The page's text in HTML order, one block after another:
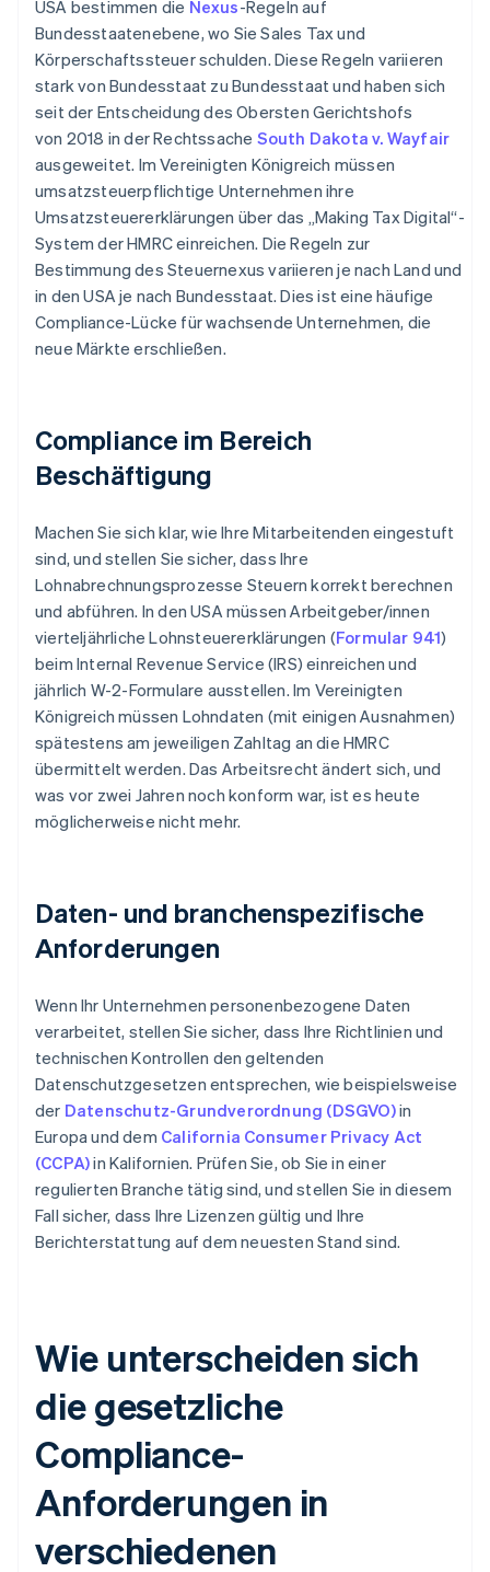
USA bestimmen die Nexus-Regeln auf
Bundesstaatenebene, wo Sie Sales Tax und
Körperschaftssteuer schulden. Diese Regeln variieren
stark von Bundesstaat zu Bundesstaat und haben sich
seit der Entscheidung des Obersten Gerichtshofs
von 2018 in der Rechtssache South Dakota v. Wayfair
ausgeweitet. Im Vereinigten Königreich müssen
umsatzsteuerpflichtige Unternehmen ihre
Umsatzsteuererklärungen über das „Making Tax Digital“-
System der HMRC einreichen. Die Regeln zur
Bestimmung des Steuernexus variieren je nach Land und
in den USA je nach Bundesstaat. Dies ist eine häufige
Compliance-Lücke für wachsende Unternehmen, die
neue Märkte erschließen.
Compliance im Bereich
Beschäftigung
Machen Sie sich klar, wie Ihre Mitarbeitenden eingestuft
sind, und stellen Sie sicher, dass Ihre
Lohnabrechnungsprozesse Steuern korrekt berechnen
und abführen. In den USA müssen Arbeitgeber/innen
vierteljährliche Lohnsteuererklärungen (Formular 941)
beim Internal Revenue Service (IRS) einreichen und
jährlich W-2-Formulare ausstellen. Im Vereinigten
Königreich müssen Lohndaten (mit einigen Ausnahmen)
spätestens am jeweiligen Zahltag an die HMRC
übermittelt werden. Das Arbeitsrecht ändert sich, und
was vor zwei Jahren noch konform war, ist es heute
möglicherweise nicht mehr.
Daten- und branchenspezifische
Anforderungen
Wenn Ihr Unternehmen personenbezogene Daten
verarbeitet, stellen Sie sicher, dass Ihre Richtlinien und
technischen Kontrollen den geltenden
Datenschutzgesetzen entsprechen, wie beispielsweise
der Datenschutz-Grundverordnung (DSGVO)in
Europa und dem California Consumer Privacy Act
(CCPA)in Kalifornien. Prüfen Sie, ob Sie in einer
regulierten Branche tätig sind, und stellen Sie in diesem
Fall sicher, dass Ihre Lizenzen gültig und Ihre
Berichterstattung auf dem neuesten Stand sind.
Wie unterscheiden sich
die gesetzliche
Compliance-
Anforderungen in
verschiedenen